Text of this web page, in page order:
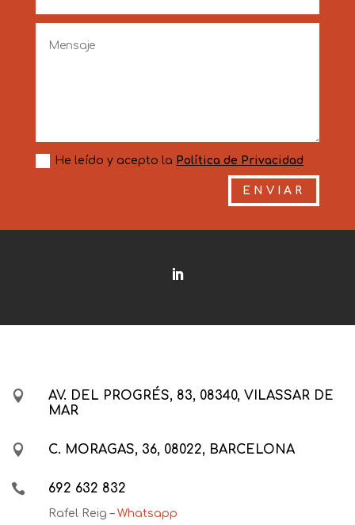
He leído y acepto la Política de Privacidad
ENVIAR

AV. DEL PROGRÉS, 83, 08340, VILASSAR DE
MAR
 C. MORAGAS, 36, 08022, BARCELONA
 692 632 832
Rafel Reig – Whatsapp